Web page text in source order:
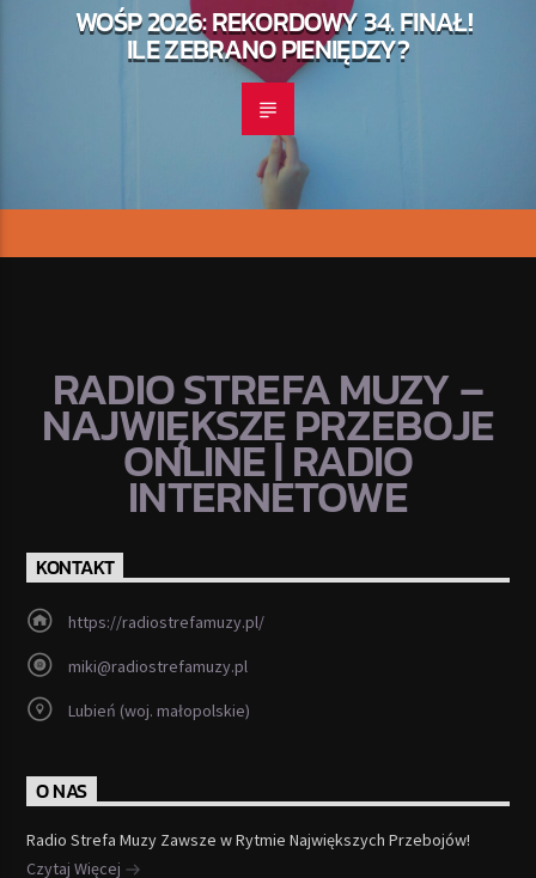
WOŚP 2026: REKORDOWY 34. FINAŁ!
ILE ZEBRANO PIENIĘDZY?
RADIO STREFA MUZY –
NAJWIĘKSZE PRZEBOJE
ONLINE | RADIO
INTERNETOWE
KONTAKT
https://radiostrefamuzy.pl/
miki@radiostrefamuzy.pl
Lubień (woj. małopolskie)
O NAS
Radio Strefa Muzy Zawsze w Rytmie Największych Przebojów!
Czytaj Więcej